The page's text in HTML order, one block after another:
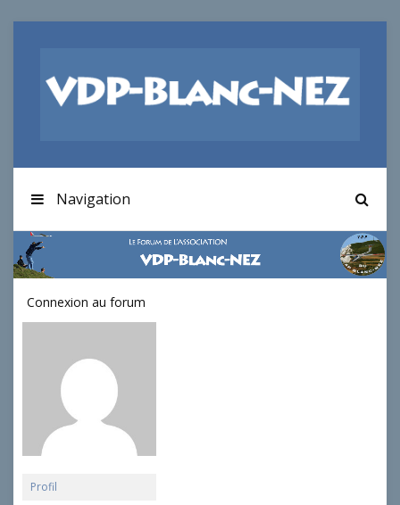
Navigation
Connexion au forum
Profil